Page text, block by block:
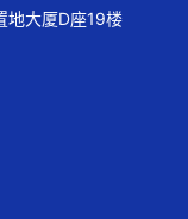
地大厦D座19楼